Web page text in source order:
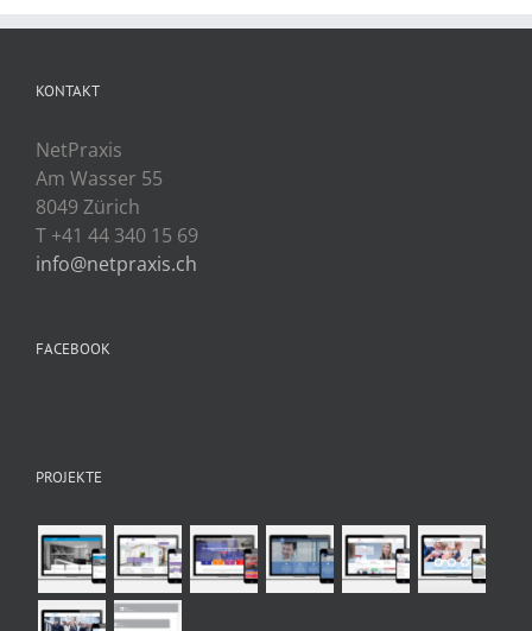
KONTAKT
NetPraxis
Am Wasser 55
8049 Zürich
T +41 44 340 15 69
info@netpraxis.ch
FACEBOOK
PROJEKTE